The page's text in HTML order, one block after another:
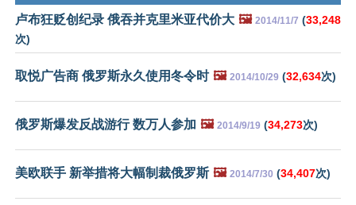
卢布狂贬创纪录 俄吞并克里米亚代价大 🖼️ 2014/11/7 (33,248
次)
取悦广告商 俄罗斯永久使用冬令时 🖼️ 2014/10/29 (32,634次)
俄罗斯爆发反战游行 数万人参加 🖼️ 2014/9/19 (34,273次)
美欧联手 新举措将大幅制裁俄罗斯 🖼️ 2014/7/30 (34,407次)